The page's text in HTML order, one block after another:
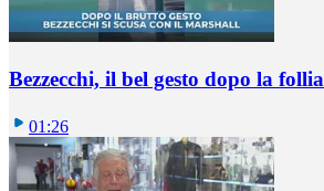
Bezzecchi, il bel gesto dopo la follia
01:26